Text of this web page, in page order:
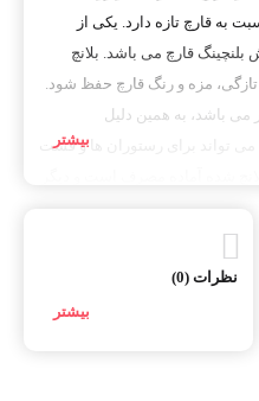
به قارچ تازه دارد. یکی از
قارچ می باشد. بلانچ
مزه و رنگ قارچ حفظ شود.
می باشد، به همین دلیل
می تواند برای رستوران ها و فست
در یخچال نگهداری نمایید.
در قارچ بلنچ شده فعالیت
نظرات (0)